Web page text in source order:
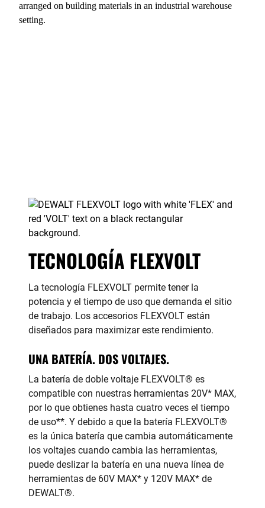
TECNOLOGÍA FLEXVOLT
La tecnología FLEXVOLT permite tener la
potencia y el tiempo de uso que demanda el sitio
de trabajo. Los accesorios FLEXVOLT están
diseñados para maximizar este rendimiento.
UNA BATERÍA. DOS VOLTAJES.
La batería de doble voltaje FLEXVOLT® es
compatible con nuestras herramientas 20V* MAX,
por lo que obtienes hasta cuatro veces el tiempo
de uso**. Y debido a que la batería FLEXVOLT®
es la única batería que cambia automáticamente
los voltajes cuando cambia las herramientas,
puede deslizar la batería en una nueva línea de
herramientas de 60V MAX* y 120V MAX* de
DEWALT®.